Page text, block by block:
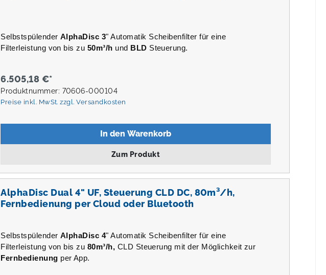
SelbstspülenderAlphaDisc 3" Automatik Scheibenfilter für eine
Filterleistung von bis zu 50m³/h und BLD Steuerung.
6.505,18 €*
Produktnummer: 70606-000104
Preise inkl. MwSt. zzgl. Versandkosten
In den Warenkorb
Zum Produkt
AlphaDisc Dual 4" UF, Steuerung CLD DC, 80m³/h,
Fernbedienung per Cloud oder Bluetooth
SelbstspülenderAlphaDisc 4" Automatik Scheibenfilter für eine
Filterleistung von bis zu 80m³/h, CLD Steuerung mit der Möglichkeit zur
Fernbedienung per App.